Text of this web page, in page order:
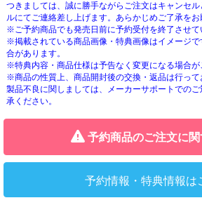
つきましては、誠に勝手ながらご注文はキャンセ
ルにてご連絡差し上げます。あらかじめご了承をお
※ご予約商品でも発売日前に予約受付を終了させて
※掲載されている商品画像・特典画像はイメージ
合があります。
※特典内容・商品仕様は予告なく変更になる場合が
※商品の性質上、商品開封後の交換・返品は行っ
製品不良に関しましては、メーカーサポートでの
承ください。
予約商品のご注文に
予約情報・特典情報は